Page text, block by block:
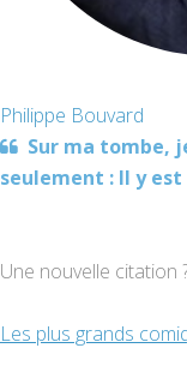
Philippe Bouvard
Sur ma tombe,
seulement : Il y
Une nouvelle citation
Les plus grands